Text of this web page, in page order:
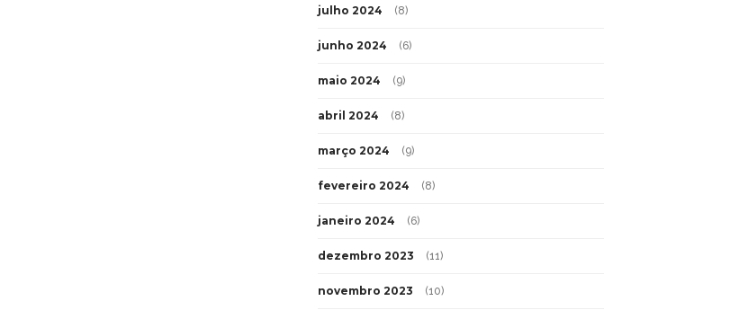
julho 2024 (8)
junho 2024 (6)
maio 2024 (9)
abril 2024 (8)
março 2024 (9)
fevereiro 2024 (8)
janeiro 2024 (6)
dezembro 2023 (11)
novembro 2023 (10)